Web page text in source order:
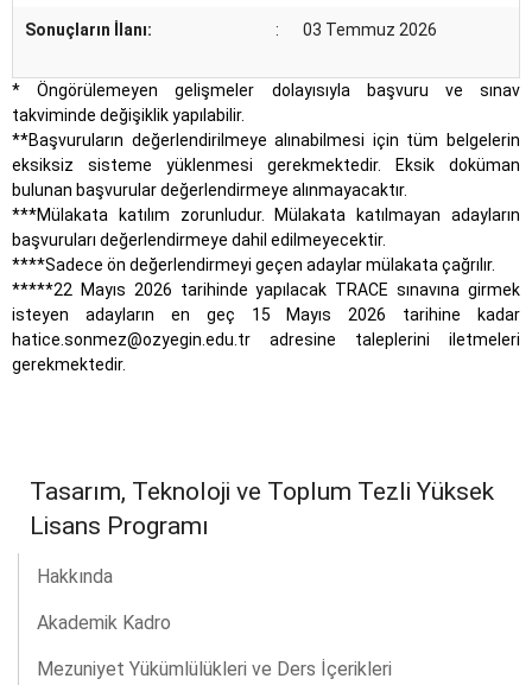
Sonuçların İlanı: : 03 Temmuz 2026
* Öngörülemeyen gelişmeler dolayısıyla başvuru ve sınav
takviminde değişiklik yapılabilir.
**Başvuruların değerlendirilmeye alınabilmesi için tüm belgelerin
eksiksiz sisteme yüklenmesi gerekmektedir. Eksik doküman
bulunan başvurular değerlendirmeye alınmayacaktır.
***Mülakata katılım zorunludur. Mülakata katılmayan adayların
başvuruları değerlendirmeye dahil edilmeyecektir.
****Sadece ön değerlendirmeyi geçen adaylar mülakata çağrılır.
*****22 Mayıs 2026 tarihinde yapılacak TRACE sınavına girmek
isteyen adayların en geç 15 Mayıs 2026 tarihine kadar
hatice.sonmez@ozyegin.edu.tr adresine taleplerini iletmeleri
gerekmektedir.
Tasarım, Teknoloji ve Toplum Tezli Yüksek
Lisans Programı
Hakkında
Akademik Kadro
Mezuniyet Yükümlülükleri ve Ders İçerikleri